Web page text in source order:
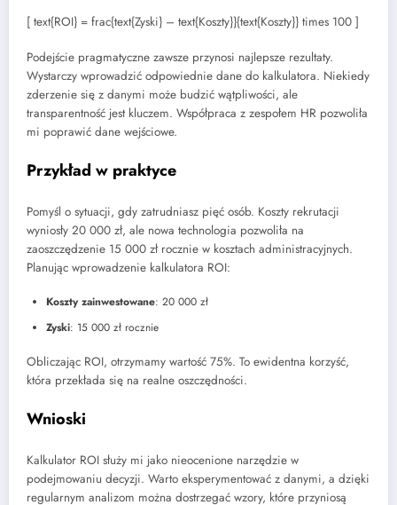
[ text{ROI} = frac{text{Zyski} – text{Koszty}}{text{Koszty}} times 100 ]
Podejście pragmatyczne zawsze przynosi najlepsze rezultaty.
Wystarczy wprowadzić odpowiednie dane do kalkulatora. Niekiedy
zderzenie się z danymi może budzić wątpliwości, ale
transparentność jest kluczem. Współpraca z zespołem HR pozwoliła
mi poprawić dane wejściowe.
Przykład w praktyce
Pomyśl o sytuacji, gdy zatrudniasz pięć osób. Koszty rekrutacji
wyniosły 20 000 zł, ale nowa technologia pozwoliła na
zaoszczędzenie 15 000 zł rocznie w kosztach administracyjnych.
Planując wprowadzenie kalkulatora ROI:
Koszty zainwestowane: 20 000 zł
Zyski: 15 000 zł rocznie
Obliczając ROI, otrzymamy wartość 75%. To ewidentna korzyść,
która przekłada się na realne oszczędności.
Wnioski
Kalkulator ROI służy mi jako nieocenione narzędzie w
podejmowaniu decyzji. Warto eksperymentować z danymi, a dzięki
regularnym analizom można dostrzegać wzory, które przyniosą